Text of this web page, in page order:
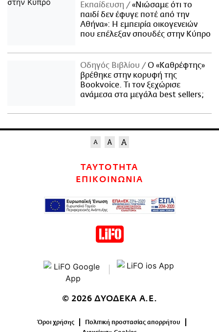
Εκπαίδευση
«Νιώσαμε ότι το
παιδί δεν έφυγε ποτέ από την
Αθήνα»: Η εμπειρία οικογενειών
που επέλεξαν σπουδές στην Κύπρο
Οδηγός Βιβλίου
Ο «Καθρέφτης»
βρέθηκε στην κορυφή της
Bookvoice. Τι τον ξεχώρισε
ανάμεσα στα μεγάλα best sellers;
ΤΑΥΤΟΤΗΤΑ
ΕΠΙΚΟΙΝΩΝΙΑ
© 2026 ΔΥΟΔΕΚΑ Α.Ε.
Όροι χρήσης
Πολιτική προστασίας απορρήτου